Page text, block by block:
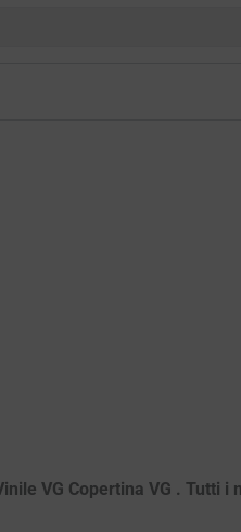
VG Copertina VG . Tutti i